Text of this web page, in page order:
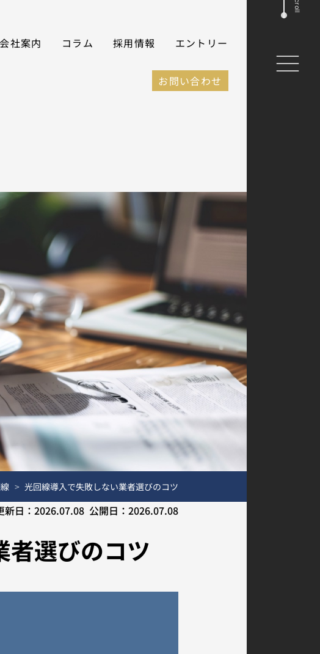
会社案内 コラム 採用情報 エントリー
お問い合わせ
光回線導入で失敗しない業者選びのコツ
新日： 2026.07.08 公開日： 2026.07.08
者選びのコツ